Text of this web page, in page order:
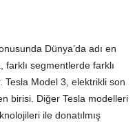
Dünya’da adı en
segmentlerde farklı
Tesla Model 3, elektrikli son
birisi. Diğer Tesla modelleri
ile donatılmış